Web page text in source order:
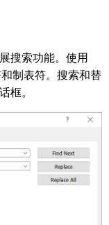
搜索功能。使用
制表符。搜索和替
框。